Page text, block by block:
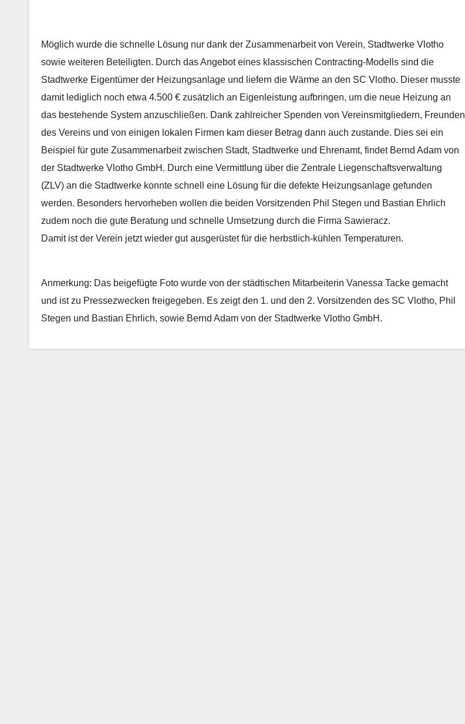
Möglich wurde die schnelle Lösung nur dank der Zusammenarbeit von Verein, Stadtwerke Vlotho
sowie weiteren Beteiligten. Durch das Angebot eines klassischen Contracting-Modells sind die
Stadtwerke Eigentümer der Heizungsanlage und liefern die Wärme an den SC Vlotho. Dieser musste
damit lediglich noch etwa 4.500 € zusätzlich an Eigenleistung aufbringen, um die neue Heizung an
das bestehende System anzuschließen. Dank zahlreicher Spenden von Vereinsmitgliedern, Freunden
des Vereins und von einigen lokalen Firmen kam dieser Betrag dann auch zustande. Dies sei ein
Beispiel für gute Zusammenarbeit zwischen Stadt, Stadtwerke und Ehrenamt, findet Bernd Adam von
der Stadtwerke Vlotho GmbH. Durch eine Vermittlung über die Zentrale Liegenschaftsverwaltung
(ZLV) an die Stadtwerke konnte schnell eine Lösung für die defekte Heizungsanlage gefunden
werden. Besonders hervorheben wollen die beiden Vorsitzenden Phil Stegen und Bastian Ehrlich
zudem noch die gute Beratung und schnelle Umsetzung durch die Firma Sawieracz.
Damit ist der Verein jetzt wieder gut ausgerüstet für die herbstlich-kühlen Temperaturen.
Anmerkung: Das beigefügte Foto wurde von der städtischen Mitarbeiterin Vanessa Tacke gemacht
und ist zu Pressezwecken freigegeben. Es zeigt den 1. und den 2. Vorsitzenden des SC Vlotho, Phil
Stegen und Bastian Ehrlich, sowie Bernd Adam von der Stadtwerke Vlotho GmbH.